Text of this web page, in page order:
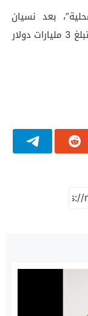
بعد نسيان